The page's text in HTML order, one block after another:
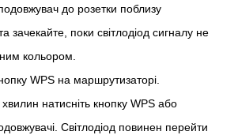
до розетки поблизу
зачекайте, поки світлодіод сигналу не
кольором.
WPS на маршрутизаторі.
натисніть кнопку WPS або
Світлодіод повинен перейти